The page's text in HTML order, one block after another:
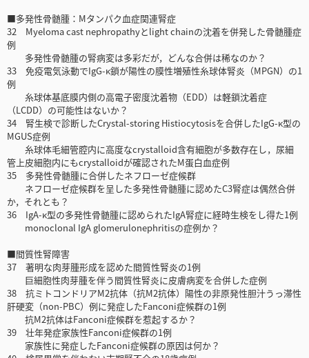
■多発性骨髄腫：Mタンパク血症関連腎症
32 Myeloma cast nephropathyとlight chainの沈着を併発した骨髄腫症
例
多発性骨髄腫の腎病変は多彩だが，どんな合併は稀なのか？
33 免疫電気泳動でIgG-κ鎖が陽性の膜性増殖性糸球体腎炎（MPGN）の1
例
糸球体基底膜内側の高電子密度沈着物（EDD）は軽鎖沈着症
（LCDD）の可能性はないか？
34 腎生検で診断したCrystal-storing Histiocytosisを合併したIgG-κ型の
MGUS症例
糸球体毛細管腔内に高度なcrystalloid含有細胞が多数存在し，尿細
管上皮細胞内にもcrystalloidが確認されたM蛋白血症例
35 多発性骨髄腫に合併したネフローゼ症候群
ネフローゼ症候群を呈した多発性骨髄腫に認めたC3腎症は偶然合併
か，それとも？
36 IgA-κ型の多発性骨髄腫に認められたIgA腎症に経時生検をし得た1例
monoclonal IgA glomerulonephritisの症例か？
■間質性腎障害
37 著明な肉芽腫形成を認めた間質性腎炎の1例
巨細胞性肉芽腫を伴う間質性腎炎に皮膚病変を合併した症例
38 抗ミトコンドリアM2抗体（抗M2抗体）陽性の非原発性胆汁うっ滞性
肝硬変（non-PBC）例に発症したFanconi症候群の1例
抗M2抗体はFanconi症候群を惹起するか？
39 壮年発症家族性Fanconi症候群の1例
家族性に発症したFanconi症候群の原因は何か？